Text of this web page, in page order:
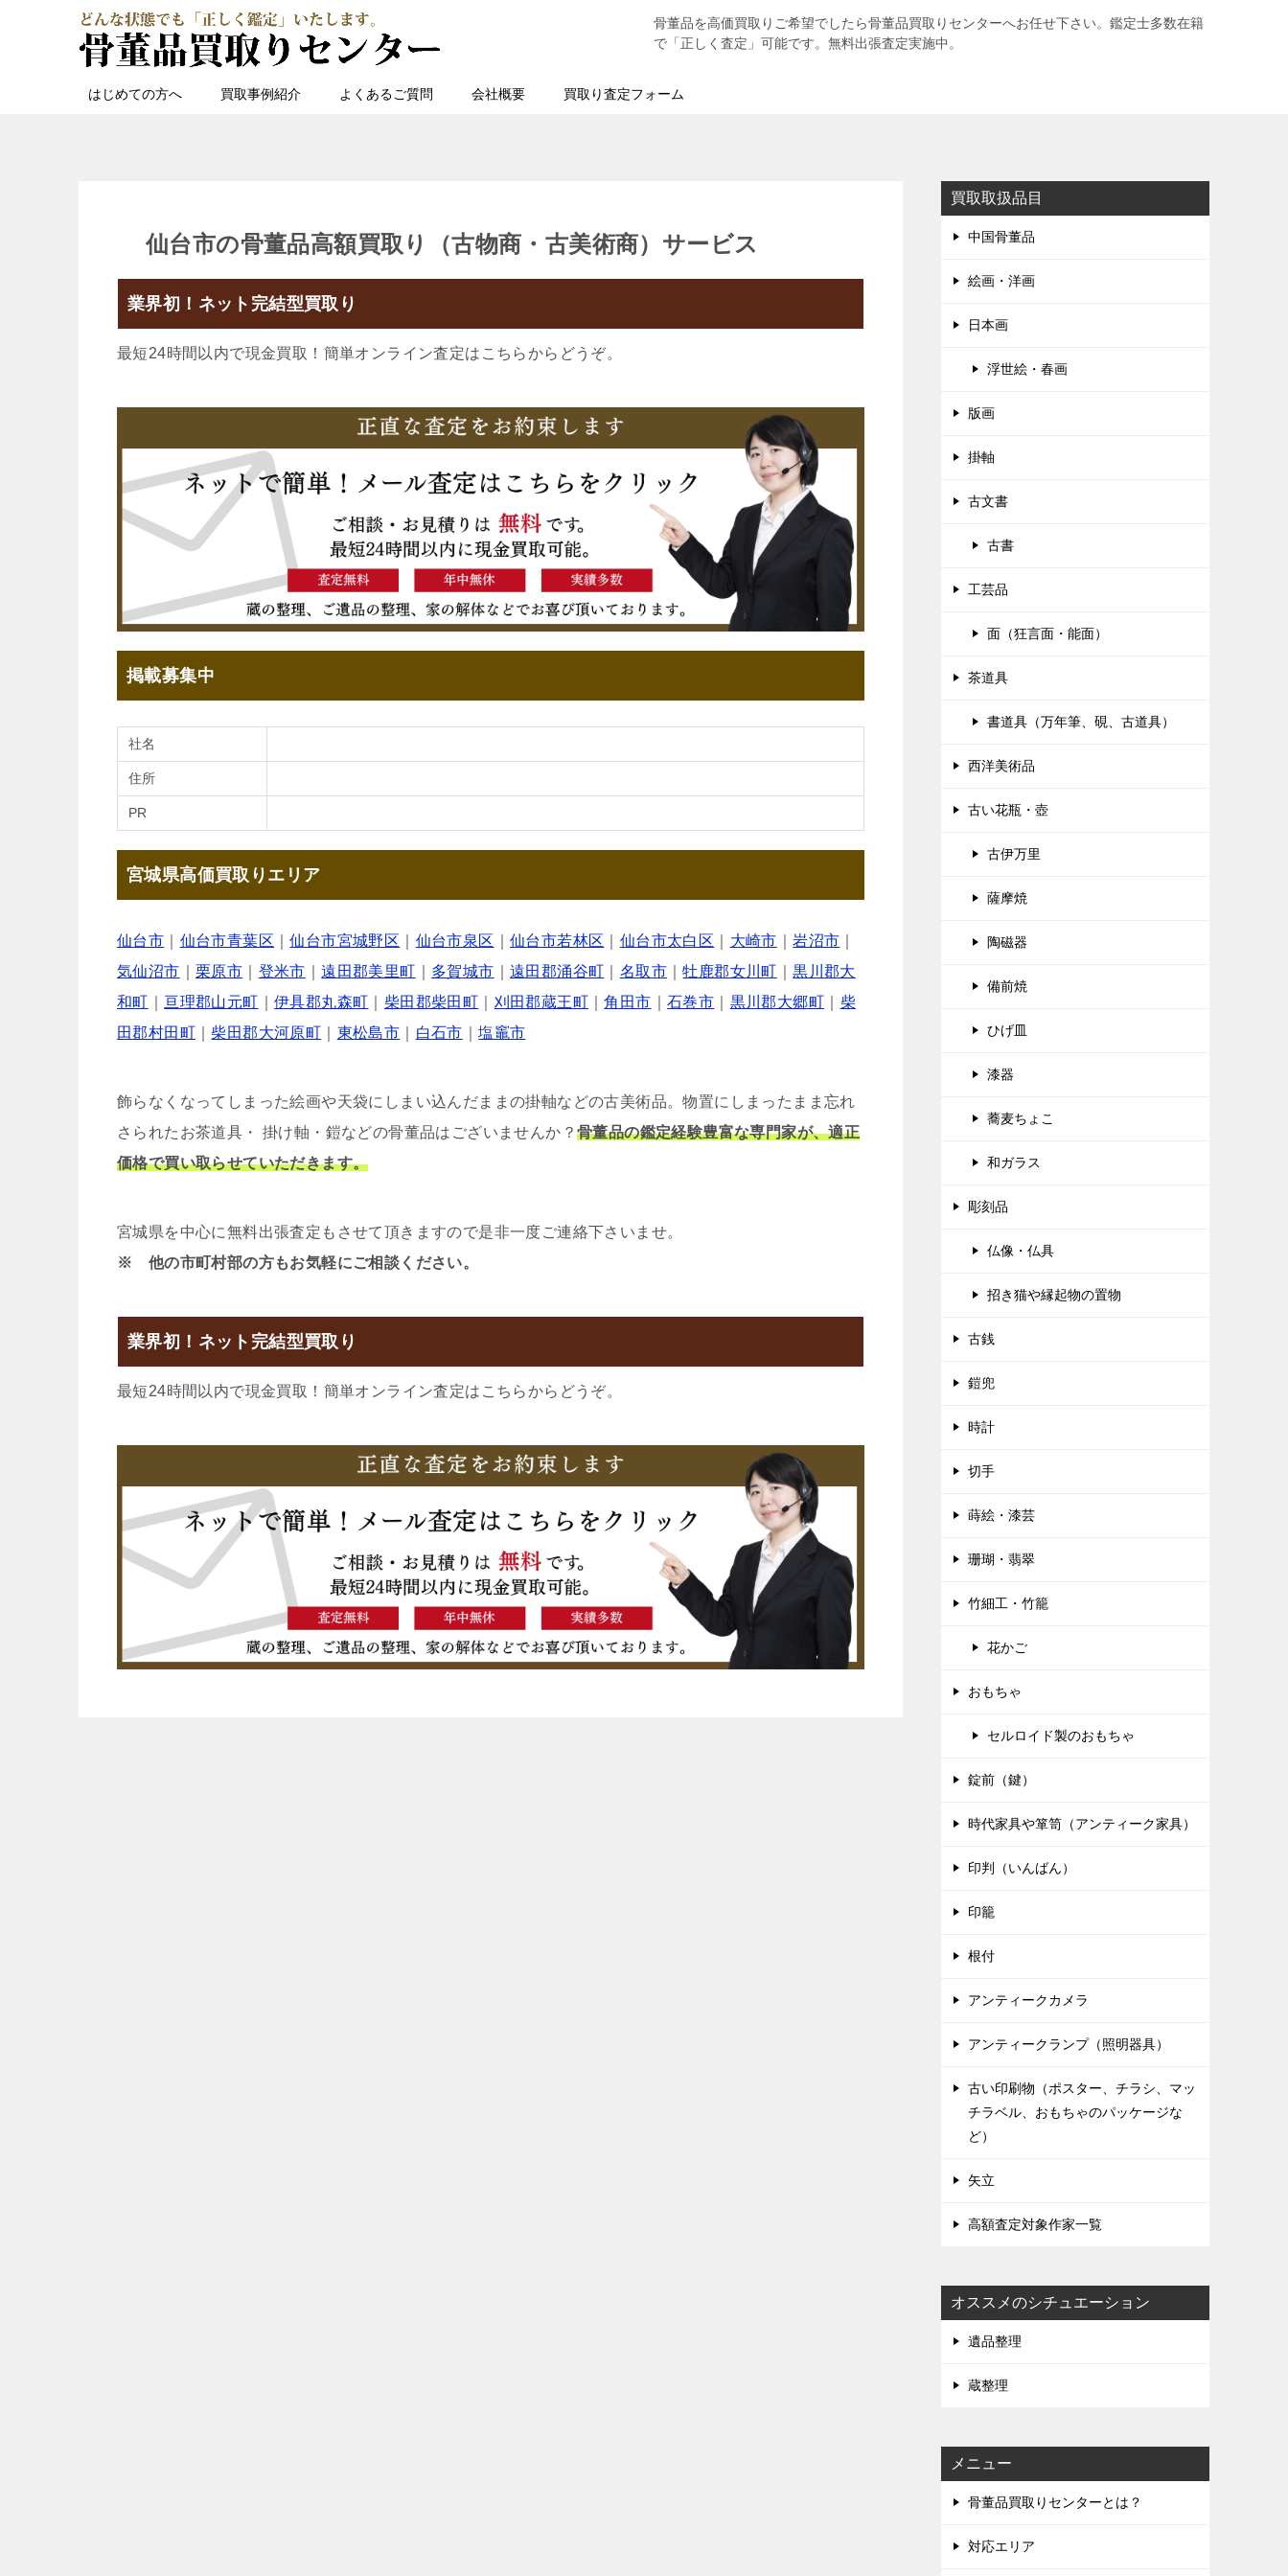
骨董品を高価買取りご希望でしたら骨董品買取りセンターへお任せ下さい。鑑定士多数在籍
で「正しく査定」可能です。無料出張査定実施中。
はじめての方へ 買取事例紹介 よくあるご質問 会社概要 買取り査定フォーム
仙台市の骨董品高額買取り（古物商・古美術商）サービス
業界初！ネット完結型買取り
最短24時間以内で現金買取！簡単オンライン査定はこちらからどうぞ。
掲載募集中
社名
住所
PR
宮城県高価買取りエリア
仙台市 仙台市青葉区 ｜仙台市宮城野区 仙台市泉区 ｜仙台市若林区 仙台市太白区 大崎市 ｜岩沼市
気仙沼市 ｜栗原市 登米市 ｜遠田郡美里町 多賀城市 ｜遠田郡涌谷町 名取市 ｜牡鹿郡女川町 ｜黒川郡大
和町
亘理郡山元町 ｜伊具郡丸森町 柴田郡柴田町 刈田郡蔵王町 ｜角田市 ｜石巻市 黒川郡大郷町
柴
田郡村田町 ｜柴田郡大河原町 東松島市 白石市 ｜塩竈市
飾らなくなってしまった絵画や天袋にしまい込んだままの掛軸などの古美術品。物置にしまったまま忘れ
さられたお茶道具・ 掛け軸・鎧などの骨董品はございませんか？ 骨董品の鑑定経験豊富な専門家が、適正
価格で買い取らせていただきます。
宮城県を中心に無料出張査定もさせて頂きますので是非一度ご連絡下さいませ。
※ 他の市町村部の方もお気軽にご相談ください。
業界初！ネット完結型買取り
最短24時間以内で現金買取！簡単オンライン査定はこちらからどうぞ。
買取取扱品目
中国骨董品
絵画・洋画
日本画
浮世絵・春画
版画
掛軸
古文書
古書
工芸品
面（狂言面・能面）
茶道具
書道具（万年筆、硯、古道具）
西洋美術品
古い花瓶・壺
古伊万里
薩摩焼
陶磁器
備前焼
ひげ皿
漆器
蕎麦ちょこ
和ガラス
彫刻品
仏像・仏具
招き猫や縁起物の置物
古銭
鎧兜
時計
切手
蒔絵・漆芸
珊瑚・翡翠
竹細工・竹籠
花かご
おもちゃ
セルロイド製のおもちゃ
錠前（鍵）
時代家具や箪笥（アンティーク家具）
印判（いんばん）
印籠
根付
アンティークカメラ
アンティークランプ（照明器具）
古い印刷物（ポスター、チラシ、マッ
チラベル、おもちゃのパッケージな
ど）
矢立
高額査定対象作家一覧
オススメのシチュエーション
遺品整理
蔵整理
メニュー
骨董品買取りセンターとは？
対応エリア